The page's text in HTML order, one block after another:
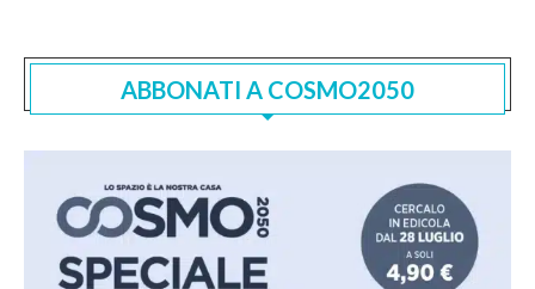
ABBONATI A COSMO2050